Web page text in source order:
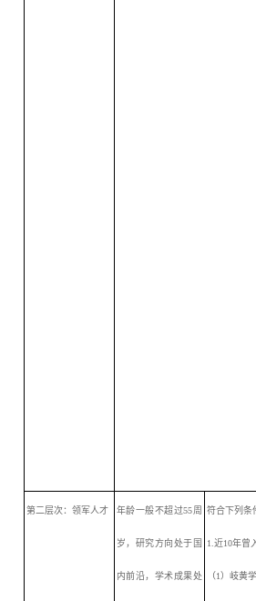
第二层次：领军人才 年龄一般不超过55周
岁，研究方向处于国
内前沿，学术成果处
符合下列条
1.近10年曾
（1）岐黄学